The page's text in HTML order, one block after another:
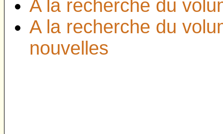
A la recherche du
A la recherche du
nouvelles